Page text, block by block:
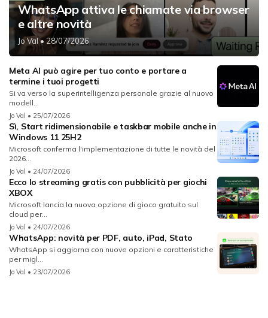
WhatsApp attiva le chiamate via browser
e altre novità
Jo Val• 28/07/2026
Meta AI può agire per tuo conto e portare a
termine i tuoi progetti
Si va verso la superintelligenza personale grazie al nuovo
modell...
Jo Val • 25/07/2026
Sì, Start ridimensionabile e taskbar mobile anche in
Windows 11 25H2
Microsoft conferma l'implementazione di tutte le novità del
2026...
Jo Val • 24/07/2026
Ecco lo streaming gratis con pubblicità per giochi
XBOX
Microsoft lancia la nuova opzione di gioco gratuito sul
cloud per...
Jo Val • 24/07/2026
WhatsApp: novità per PDF, auto, iPad, Stato
WhatsApp si aggiorna con nuove opzioni e caratteristiche
per migl...
Jo Val • 23/07/2026